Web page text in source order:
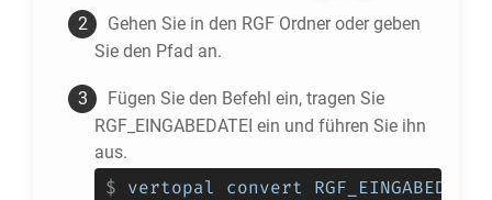
Gehen Sie in den RGF Ordner oder geben
Sie den Pfad an.
Fügen Sie den Befehl ein, tragen Sie
RGF_EINGABEDATEI ein und führen Sie ihn
aus.
$ vertopal convert